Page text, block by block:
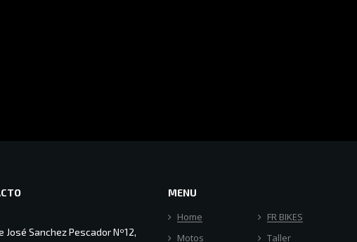
José Sanchez Pescador Nº12,
MENU
Home
FR BIKES
Motos
Taller